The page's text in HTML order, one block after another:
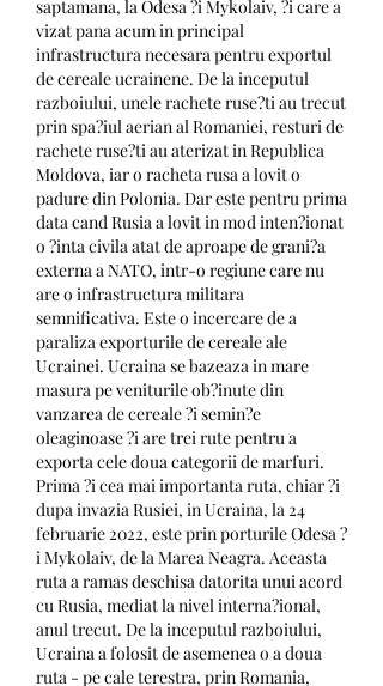
saptamana, la Odesa ?i Mykolaiv, ?i care a
vizat pana acum in principal
infrastructura necesara pentru exportul
de cereale ucrainene. De la inceputul
razboiului, unele rachete ruse?ti au trecut
prin spa?iul aerian al Romaniei, resturi de
rachete ruse?ti au aterizat in Republica
Moldova, iar o racheta rusa a lovit o
padure din Polonia. Dar este pentru prima
data cand Rusia a lovit in mod inten?ionat
o ?inta civila atat de aproape de grani?a
externa a NATO, intr-o regiune care nu
are o infrastructura militara
semnificativa. Este o incercare de a
paraliza exporturile de cereale ale
Ucrainei. Ucraina se bazeaza in mare
masura pe veniturile ob?inute din
vanzarea de cereale ?i semin?e
oleaginoase ?i are trei rute pentru a
exporta cele doua categorii de marfuri.
Prima ?i cea mai importanta ruta, chiar ?i
dupa invazia Rusiei, in Ucraina, la 24
februarie 2022, este prin porturile Odesa ?
i Mykolaiv, de la Marea Neagra. Aceasta
ruta a ramas deschisa datorita unui acord
cu Rusia, mediat la nivel interna?ional,
anul trecut. De la inceputul razboiului,
Ucraina a folosit de asemenea o a doua
ruta - pe cale terestra, prin Romania,